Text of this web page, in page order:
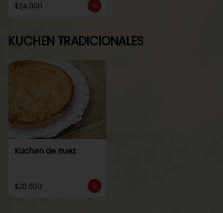
$24.000
KUCHEN TRADICIONALES
Kuchen de nuez
$20.000